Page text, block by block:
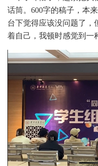
话筒。600字的稿子，本
台下觉得应该没问题了，
着自己，我顿时感觉到一